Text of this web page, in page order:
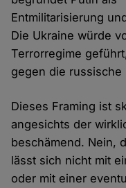
Entmilitarisierung
Die Ukraine würde
Terrorregime
gegen die
Dieses Framing ist
angesichts der
beschämend. Nein,
lässt sich nicht mit
oder mit einer